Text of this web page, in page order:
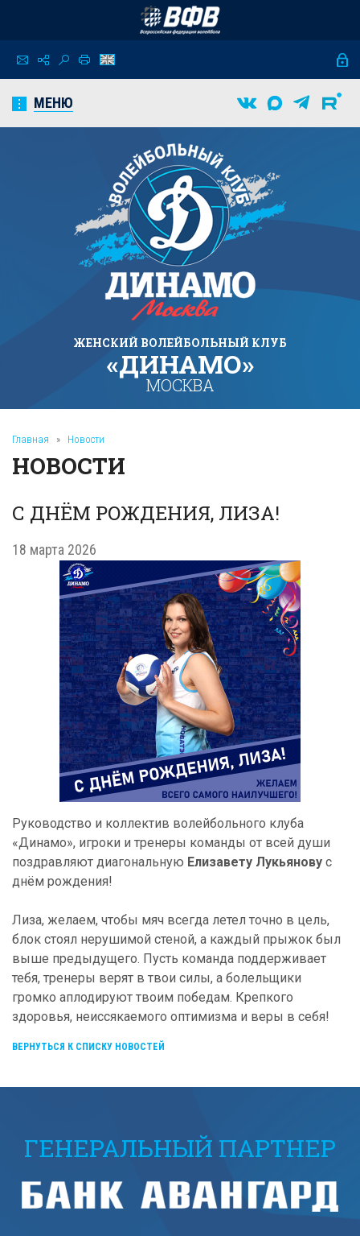
МЕНЮ
ЖЕНСКИЙ ВОЛЕЙБОЛЬНЫЙ КЛУБ
«ДИНАМО»
МОСКВА
Главная » Новости
НОВОСТИ
С ДНЁМ РОЖДЕНИЯ, ЛИЗА!
18 марта 2026
Руководство и коллектив волейбольного клуба
«Динамо», игроки и тренеры команды от всей души
поздравляют диагональную Елизавету Лукьянову с
днём рождения!
Лиза, желаем, чтобы мяч всегда летел точно в цель,
блок стоял нерушимой стеной, а каждый прыжок был
выше предыдущего. Пусть команда поддерживает
тебя, тренеры верят в твои силы, а болельщики
громко аплодируют твоим победам. Крепкого
здоровья, неиссякаемого оптимизма и веры в себя!
ВЕРНУТЬСЯ К СПИСКУ НОВОСТЕЙ
ГЕНЕРАЛЬНЫЙ ПАРТНЕР